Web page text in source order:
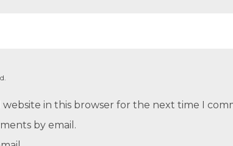
website in this browser for the next time I
by email.